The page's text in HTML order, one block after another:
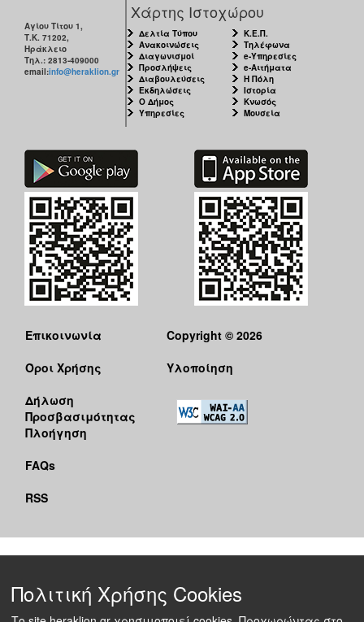
Αγίου Τίτου 1,
Τ.Κ. 71202,
Ηράκλειο
Τηλ.: 2813-409000
email:info@heraklion.gr
Χάρτης Ιστοχώρου
Δελτία Τύπου
Ανακοινώσεις
Διαγωνισμοί
Προσλήψεις
Διαβουλεύσεις
Εκδηλώσεις
Ο Δήμος
Υπηρεσίες
Κ.Ε.Π.
Τηλέφωνα
e-Υπηρεσίες
e-Αιτήματα
Η Πόλη
Ιστορία
Κνωσός
Μουσεία
Επικοινωνία
Όροι Χρήσης
Δήλωση
Προσβασιμότητας
Πλοήγηση
FAQs
RSS
Copyright © 2026
Υλοποίηση
Πολιτική Χρήσης Cookies